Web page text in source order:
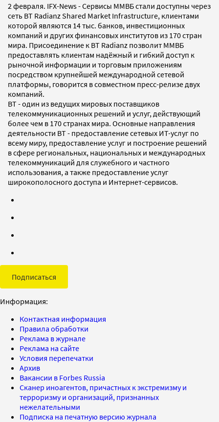
2 февраля. IFX-News - Сервисы ММВБ стали доступны через
сеть BT Radianz Shared Market Infrastructure, клиентами
которой являются 14 тыс. банков, инвестиционных
компаний и других финансовых институтов из 170 стран
мира. Присоединение к BT Radianz позволит ММВБ
предоставлять клиентам надёжный и гибкий доступ к
рыночной информации и торговым приложениям
посредством крупнейшей международной сетевой
платформы, говорится в совместном пресс-релизе двух
компаний.
BT - один из ведущих мировых поставщиков
телекоммуникационных решений и услуг, действующий
более чем в 170 странах мира. Основные направления
деятельности BT - предоставление сетевых ИТ-услуг по
всему миру, предоставление услуг и построение решений
в сфере региональных, национальных и международных
телекоммуникаций для служебного и частного
использования, а также предоставление услуг
широкополосного доступа и Интернет-сервисов.
Подписаться
Информация:
Контактная информация
Правила обработки
Реклама в журнале
Реклама на сайте
Условия перепечатки
Архив
Вакансии в Forbes Russia
Сканер иноагентов, причастных к экстремизму и
терроризму и организаций, признанных
нежелательными
Подписка на печатную версию журнала